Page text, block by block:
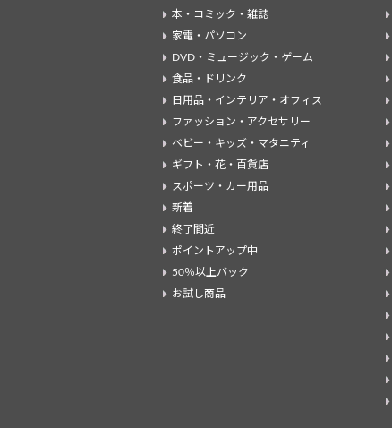
本・コミック・雑誌
家電・パソコン
DVD・ミュージック・ゲーム
食品・ドリンク
日用品・インテリア・オフィス
ファッション・アクセサリー
ベビー・キッズ・マタニティ
ギフト・花・百貨店
スポーツ・カー用品
新着
終了間近
ポイントアップ中
50％以上バック
お試し商品